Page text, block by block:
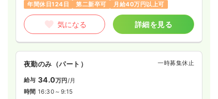
年間休日124日
第二新卒可 月給40万円以上可
気になる 詳細を見る
夜勤のみ（パート） 一時募集休止
給与 34.0万円/月
時間 16:30～9:15